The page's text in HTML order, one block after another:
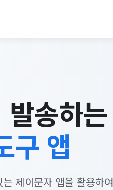
송하는
구 앱
제이문자 앱을 활용하여